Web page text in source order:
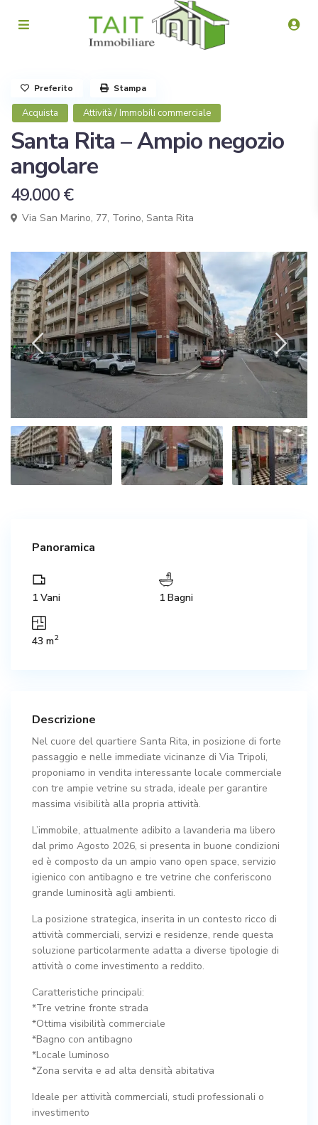
Acquista Attività / Immobili commerciale
Santa Rita – Ampio negozio
angolare
49.000 €
Via San Marino, 77, Torino, Santa Rita
Preferito Stampa
Panoramica
1 Vani 1 Bagni
43 m2
Descrizione
Nel cuore del quartiere Santa Rita, in posizione di forte
passaggio e nelle immediate vicinanze di Via Tripoli,
proponiamo in vendita interessante locale commerciale
con tre ampie vetrine su strada, ideale per garantire
massima visibilità alla propria attività.
L’immobile, attualmente adibito a lavanderia ma libero
dal primo Agosto 2026, si presenta in buone condizioni
ed è composto da un ampio vano open space, servizio
igienico con antibagno e tre vetrine che conferiscono
grande luminosità agli ambienti.
La posizione strategica, inserita in un contesto ricco di
attività commerciali, servizi e residenze, rende questa
soluzione particolarmente adatta a diverse tipologie di
attività o come investimento a reddito.
Caratteristiche principali:
*Tre vetrine fronte strada
*Ottima visibilità commerciale
*Bagno con antibagno
*Locale luminoso
*Zona servita e ad alta densità abitativa
Ideale per attività commerciali, studi professionali o
investimento